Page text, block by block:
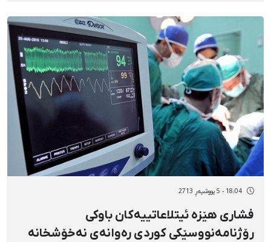
18:04 - 5 پووشپەڕ 2713
فشاری هێزە ئیتلاعاتییەکان باوکی
رۆژنامەنووسێکی کوردی رەوانەی نەخۆشخانە